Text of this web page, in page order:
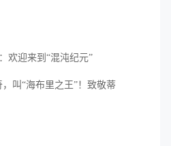
欢迎来到“混沌纪元”